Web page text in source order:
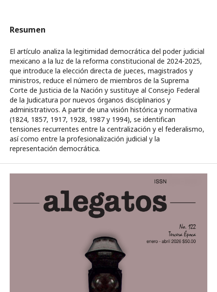
Resumen
El artículo analiza la legitimidad democrática del poder judicial
mexicano a la luz de la reforma constitucional de 2024-2025,
que introduce la elección directa de jueces, magistrados y
ministros, reduce el número de miembros de la Suprema
Corte de Justicia de la Nación y sustituye al Consejo Federal
de la Judicatura por nuevos órganos disciplinarios y
administrativos. A partir de una visión histórica y normativa
(1824, 1857, 1917, 1928, 1987 y 1994), se identifican
tensiones recurrentes entre la centralización y el federalismo,
así como entre la profesionalización judicial y la
representación democrática.